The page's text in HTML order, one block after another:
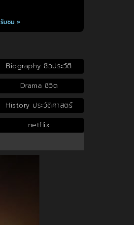
รับชม »
Biography ชีวประวัติ
Drama ชีวิต
History ประวัติศาสตร์
netflix